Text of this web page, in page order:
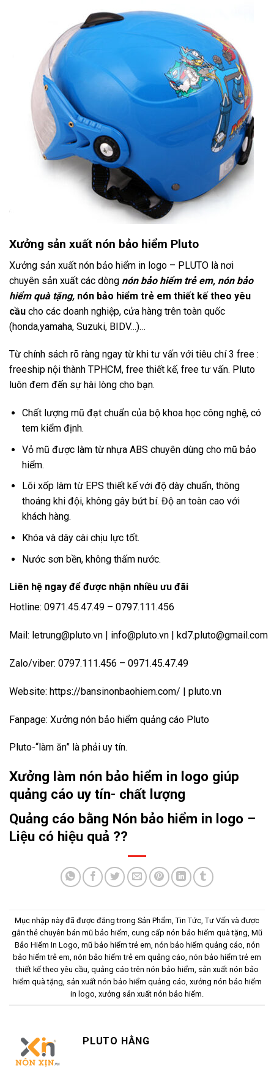
Xưởng sản xuất nón bảo hiểm Pluto
Xưởng sản xuất nón bảo hiểm in logo – PLUTO là nơi
chuyên sản xuất các dòng nón bảo hiểm trẻ em, nón bảo
hiểm quà tặng, nón bảo hiểm trẻ em thiết kế theo yêu
cầu cho các doanh nghiệp, cửa hàng trên toàn quốc
(honda,yamaha, Suzuki, BIDV…)…
Từ chính sách rõ ràng ngay từ khi tư vấn với tiêu chí 3 free :
freeship nội thành TPHCM, free thiết kế, free tư vấn. Pluto
luôn đem đến sự hài lòng cho bạn.
Chất lượng mũ đạt chuẩn của bộ khoa học công nghệ, có
tem kiểm định.
Vỏ mũ được làm từ nhựa ABS chuyên dùng cho mũ bảo
hiểm.
Lõi xốp làm từ EPS thiết kế với độ dày chuẩn, thông
thoáng khi đội, không gây bứt bí. Độ an toàn cao với
khách hàng.
Khóa và dây cài chịu lực tốt.
Nước sơn bền, không thấm nước.
Liên hệ ngay để được nhận nhiều ưu đãi
Hotline: 0971.45.47.49 – 0797.111.456
Mail: letrung@pluto.vn info@pluto.vn | kd7.pluto@gmail.com
Zalo/viber: 0797.111.456 – 0971.45.47.49
Website: https://bansinonbaohiem.com/ | pluto.vn
Fanpage: Xưởng nón bảo hiểm quảng cáo Pluto
Pluto-“làm ăn” là phải uy tín.
Xưởng làm nón bảo hiểm in logo giúp
quảng cáo uy tín- chất lượng
Quảng cáo bằng Nón bảo hiểm in logo –
Liệu có hiệu quả ??
Mục nhập này đã được đăng trong Sản Phẩm Tin Tức Tư Vấn và được
gắn thẻ chuyên bán mũ bảo hiểm cung cấp nón bảo hiểm quà tặng Mũ
Bảo Hiểm In Logo mũ bảo hiểm trẻ em nón bảo hiểm quảng cáo nón
bảo hiểm trẻ em nón bảo hiểm trẻ em quảng cáo nón bảo hiểm trẻ em
thiết kế theo yêu cầu quảng cáo trên nón bảo hiểm sản xuất nón bảo
hiểm quà tặng sản xuất nón bảo hiểm quảng cáo xưởng nón bảo hiểm
in logo xưởng sản xuất nón bảo hiểm
PLUTO HẰNG